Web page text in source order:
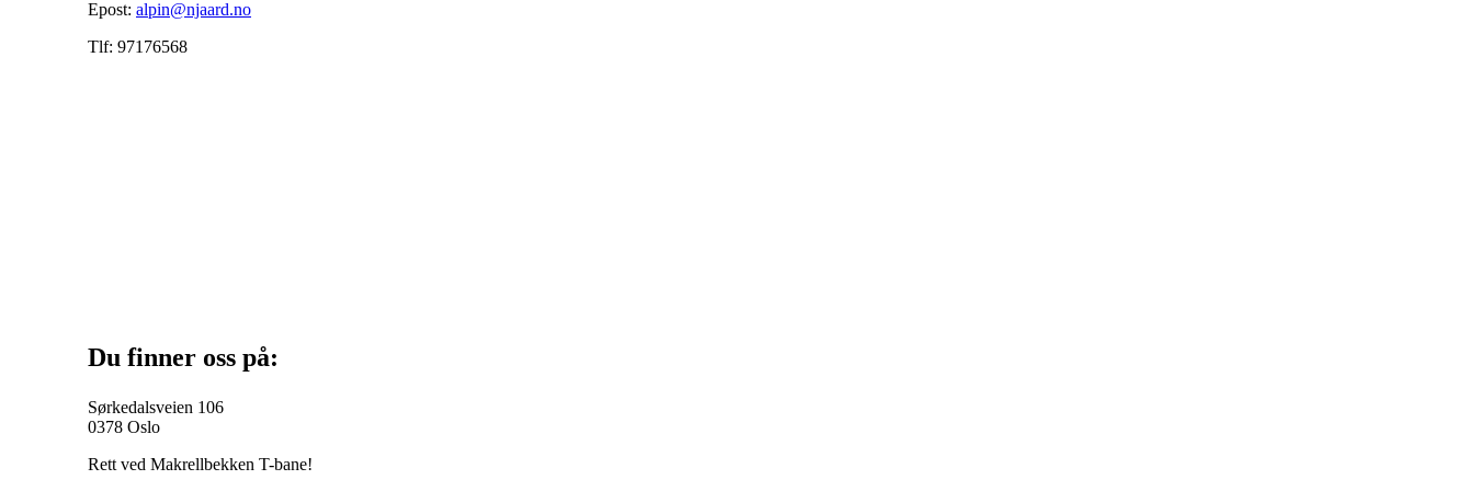
Epost: alpin@njaard.no
Tlf: 97176568
Du finner oss på:
Sørkedalsveien 106
0378 Oslo
Rett ved Makrellbekken T-bane!